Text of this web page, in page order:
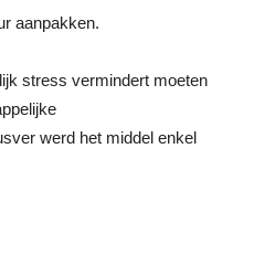
aanpakken.
stress vermindert moeten
werd het middel enkel